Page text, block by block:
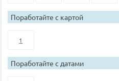
Поработайте с картой
1
Поработайте с датами